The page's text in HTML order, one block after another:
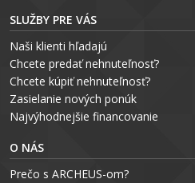
SLUŽBY PRE VÁS
Naši klienti hľadajú
Chcete predať nehnuteľnosť?
Chcete kúpiť nehnuteľnosť?
Zasielanie nových ponúk
Najvýhodnejšie financovanie
O NÁS
Prečo s ARCHEUS-om?